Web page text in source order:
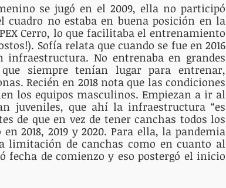
se jugó en el 2009, ella no participó
cuadro no estaba en buena posición en la
Cerro, lo que facilitaba el entrenamiento
Sofía relata que cuando se fue en 2016
No entrenaba en grandes
siempre tenían lugar para entrenar,
Recién en 2018 nota que las condiciones
los equipos masculinos. Empiezan a ir al
juveniles, que ahí la infraestructura “es
de que en vez de tener canchas todos los
2018, 2019 y 2020. Para ella, la pandemia
limitación de canchas como en cuanto al
fecha de comienzo y eso postergó el inicio